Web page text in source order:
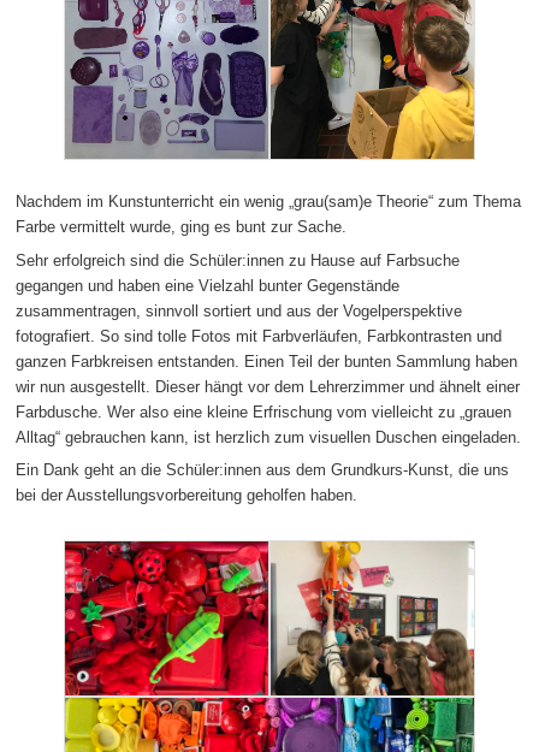
Nachdem im Kunstunterricht ein wenig „grau(sam)e Theorie“ zum Thema
Farbe vermittelt wurde, ging es bunt zur Sache.
Sehr erfolgreich sind die Schüler:innen zu Hause auf Farbsuche
gegangen und haben eine Vielzahl bunter Gegenstände
zusammentragen, sinnvoll sortiert und aus der Vogelperspektive
fotografiert. So sind tolle Fotos mit Farbverläufen, Farbkontrasten und
ganzen Farbkreisen entstanden. Einen Teil der bunten Sammlung haben
wir nun ausgestellt. Dieser hängt vor dem Lehrerzimmer und ähnelt einer
Farbdusche. Wer also eine kleine Erfrischung vom vielleicht zu „grauen
Alltag“ gebrauchen kann, ist herzlich zum visuellen Duschen eingeladen.
Ein Dank geht an die Schüler:innen aus dem Grundkurs-Kunst, die uns
bei der Ausstellungsvorbereitung geholfen haben.